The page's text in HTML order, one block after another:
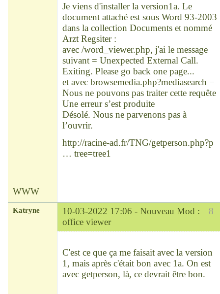
Je viens d'installer la version1a. Le
document attaché est sous Word 93-2003
dans la collection Documents et nommé
Arzt Regsiter :
avec /word_viewer.php, j'ai le message
suivant = Unexpected External Call.
Exiting. Please go back one page...
et avec browsemedia.php?mediasearch =
Nous ne pouvons pas traiter cette requête
Une erreur s’est produite
Désolé. Nous ne parvenons pas à
l’ouvrir.
http://racine-ad.fr/TNG/getperson.php?p
… tree=tree1
WWW
8
Katryne 10-03-2022 17:06 - Nouveau Mod :
office viewer
C'est ce que ça me faisait avec la version
1, mais après c'était bon avec 1a. On est
avec getperson, là, ce devrait être bon.